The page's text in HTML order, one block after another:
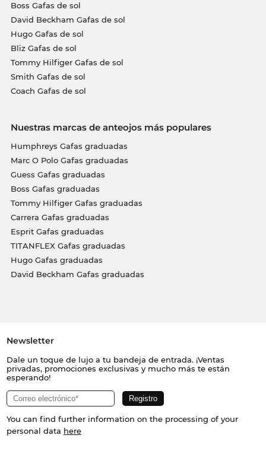
Boss Gafas de sol
David Beckham Gafas de sol
Hugo Gafas de sol
Bliz Gafas de sol
Tommy Hilfiger Gafas de sol
Smith Gafas de sol
Coach Gafas de sol
Nuestras marcas de anteojos más populares
Humphreys Gafas graduadas
Marc O Polo Gafas graduadas
Guess Gafas graduadas
Boss Gafas graduadas
Tommy Hilfiger Gafas graduadas
Carrera Gafas graduadas
Esprit Gafas graduadas
TITANFLEX Gafas graduadas
Hugo Gafas graduadas
David Beckham Gafas graduadas
Newsletter
Dale un toque de lujo a tu bandeja de entrada. ¡Ventas
privadas, promociones exclusivas y mucho más te están
esperando!
You can find further information on the processing of your
personal data here